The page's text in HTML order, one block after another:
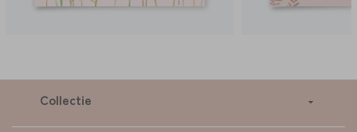
Collectie